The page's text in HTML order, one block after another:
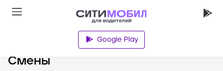
Google Play
Смены